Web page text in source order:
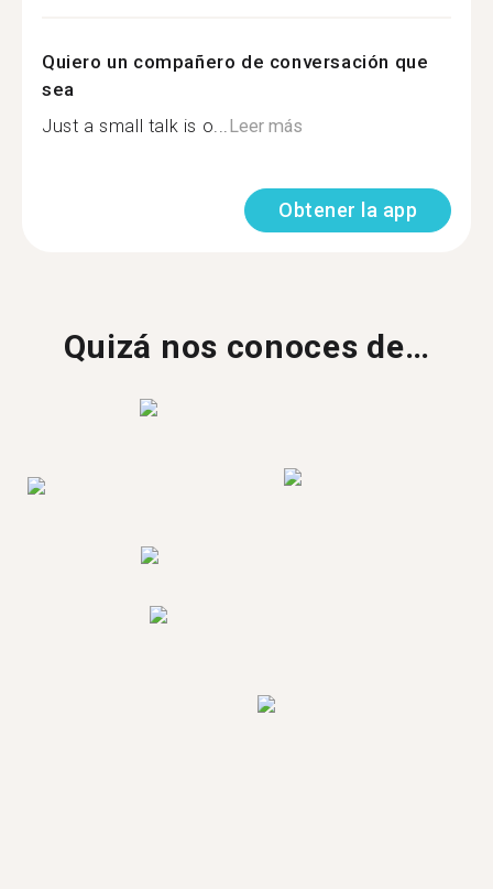
Quiero un compañero de conversación que
sea
Just a small talk is o...Leer más
Obtener la app
Quizá nos conoces de…